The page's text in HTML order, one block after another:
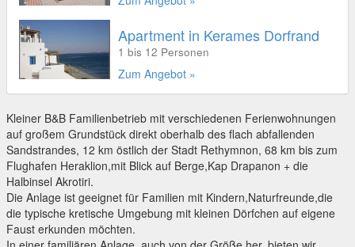
Apartment in Kerames Dorfrand
1 bis 12 Personen
Zum Angebot »
Kleiner B&B Familienbetrieb mit verschiedenen Ferienwohnungen
auf großem Grundstück direkt oberhalb des flach abfallenden
Sandstrandes, 12 km östlich der Stadt Rethymnon, 68 km bis zum
Flughafen Heraklion,mit Blick auf Berge,Kap Drapanon + die
Halbinsel Akrotiri.
Die Anlage ist geeignet für Familien mit Kindern,Naturfreunde,die
die typische kretische Umgebung mit kleinen Dörfchen auf eigene
Faust erkunden möchten.